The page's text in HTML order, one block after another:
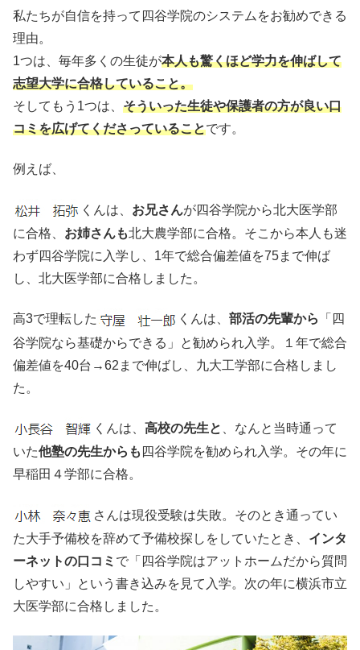
私たちが自信を持って四谷学院のシステムをお勧めできる
理由。
1つは、毎年多くの生徒が本人も驚くほど学力を伸ばして
志望大学に合格していること。
そしてもう1つは、 そういった生徒や保護者の方が良い口
コミを広げてくださっていることです。
例えば、
くんは、 お兄さんが四谷学院から北大医学部
に合格、 お姉さんも北大農学部に合格。そこから本人も迷
わず四谷学院に入学し、1年で総合偏差値を75まで伸ば
し、北大医学部に合格しました。
高3で理転した くんは、 部活の先輩から
「四
谷学院なら基礎からできる」と勧められ入学。１年で総合
偏差値を40台→62まで伸ばし、九大工学部に合格しまし
た。
くんは、 高校の先生と
、なんと当時通って
いた他塾の先生からも 四谷学院を勧められ入学。その年に
早稲田４学部に合格。
さんは現役受験は失敗。そのとき通ってい
た大手予備校を辞めて予備校探しをしていたとき、 インタ
ーネットの口コミ で「四谷学院はアットホームだから質問
しやすい」という書き込みを見て入学。次の年に横浜市立
大医学部に合格しました。